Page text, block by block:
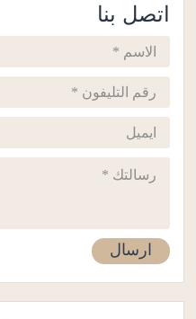
اتصل بنا